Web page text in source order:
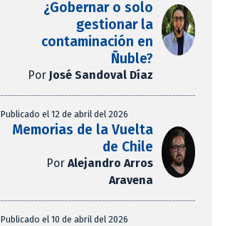
¿Gobernar o solo
gestionar la
contaminación en
Ñuble?
Por José Sandoval Díaz
Publicado el 12 de abril del 2026
Memorias de la Vuelta
de Chile
Por Alejandro Arros
Aravena
Publicado el 10 de abril del 2026